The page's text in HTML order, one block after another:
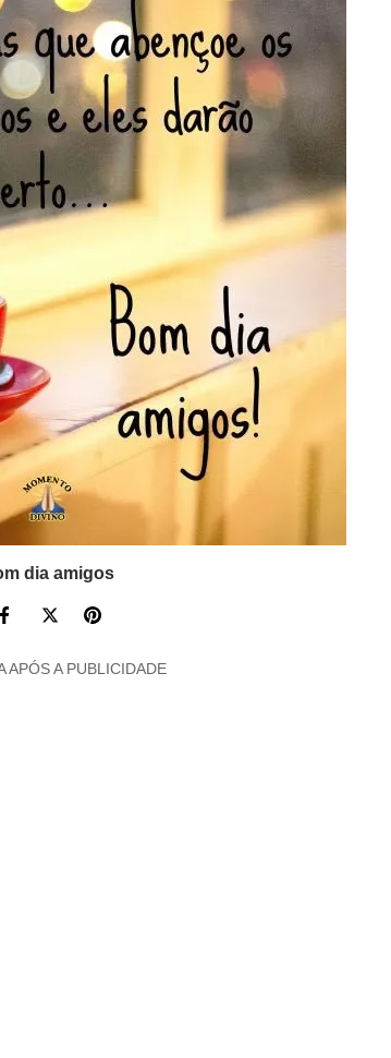
dia amigos
APÓS A PUBLICIDADE